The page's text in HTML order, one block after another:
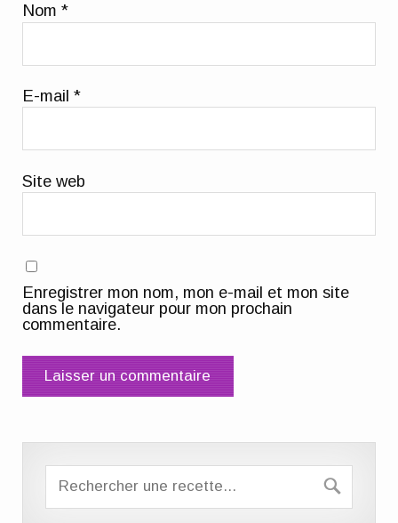
Nom*
E-mail*
Site web
Enregistrer mon nom, mon e-mail et mon site
dans le navigateur pour mon prochain
commentaire.